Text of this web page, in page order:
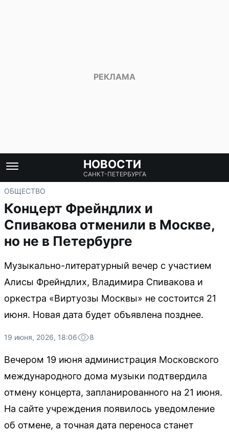
НОВОСТИ
САНКТ-ПЕТЕРБУРГА
ОБЩЕСТВО
Концерт Фрейндлих и
Спивакова отменили в Москве,
но не в Петербурге
Музыкально-литературный вечер с участием
Алисы Фрейндлих, Владимира Спивакова и
оркестра «Виртуозы Москвы» не состоится 21
июня. Новая дата будет объявлена позднее.
19 июня, 2026, 18:06 8
Вечером 19 июня администрация Московского
международного дома музыки подтвердила
отмену концерта, запланированного на 21 июня.
На сайте учреждения появилось уведомление
об отмене, а точная дата переноса станет